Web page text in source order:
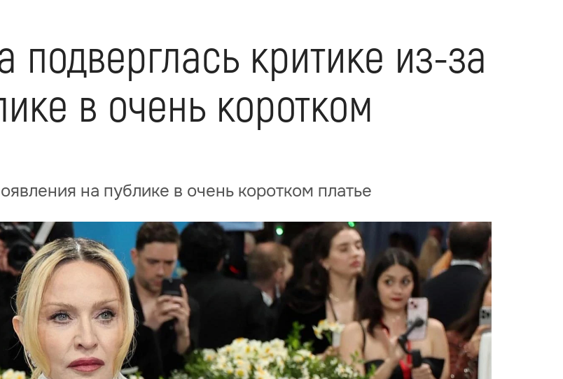
подверглась критике из-за
в очень коротком
на публике в очень коротком платье